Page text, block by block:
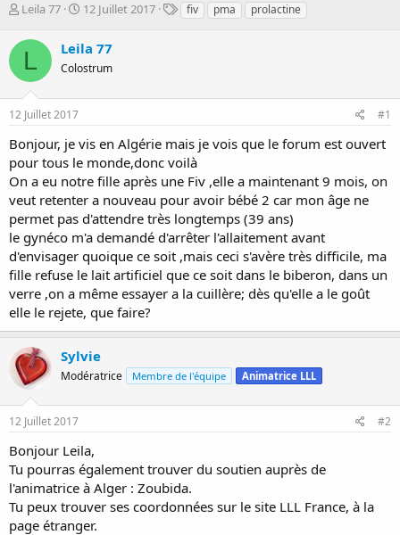
D
m
a
é
e
a
r
Leila 77
D
t
e
d
d
b
u
t
12 Juillet 2017
Tfiv pma prolactine
L Leila 77
Colostrum
12 Juillet 2017 #1
Bonjour, je vis en Algérie mais je vois que le forum est ouvert
pour tous le monde,donc voilà
On a eu notre fille après une Fiv ,elle a maintenant 9 mois, on
veut retenter a nouveau pour avoir bébé 2 car mon âge ne
permet pas d'attendre très longtemps (39 ans)
le gynéco m'a demandé d'arrêter l'allaitement avant
d'envisager quoique ce soit ,mais ceci s'avère très difficile, ma
fille refuse le lait artificiel que ce soit dans le biberon, dans un
verre ,on a même essayer a la cuillère; dès qu'elle a le goût
elle le rejete, que faire?
Sylvie
Modératrice Membre de l'équipe Animatrice LLL
12 Juillet 2017 #2
Bonjour Leila,
Tu pourras également trouver du soutien auprès de
l'animatrice à Alger : Zoubida.
Tu peux trouver ses coordonnées sur le site LLL France, à la
page étranger.